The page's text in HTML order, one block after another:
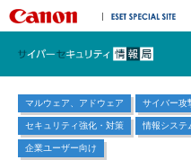
キヤノンマーケ
マルウェア、アドウェア サイバー攻
セキュリティ強化・対策 情報システ
企業ユーザー向け